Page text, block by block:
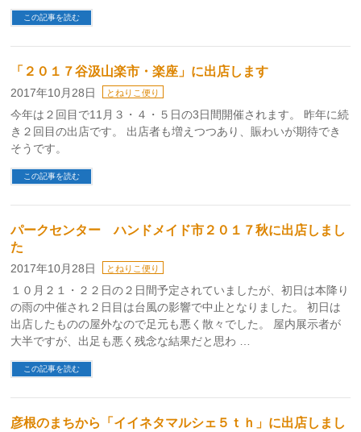
この記事を読む
「２０１７谷汲山楽市・楽座」に出店します
2017年10月28日 とねりこ便り
今年は２回目で11月３・４・５日の3日間開催されます。 昨年に続
き２回目の出店です。 出店者も増えつつあり、賑わいが期待でき
そうです。
この記事を読む
パークセンター ハンドメイド市２０１７秋に出店しまし
た
2017年10月28日 とねりこ便り
１０月２１・２２日の２日間予定されていましたが、初日は本降り
の雨の中催され２日目は台風の影響で中止となりました。 初日は
出店したものの屋外なので足元も悪く散々でした。 屋内展示者が
大半ですが、出足も悪く残念な結果だと思わ …
この記事を読む
彦根のまちから「イイネタマルシェ５ｔｈ」に出店しまし